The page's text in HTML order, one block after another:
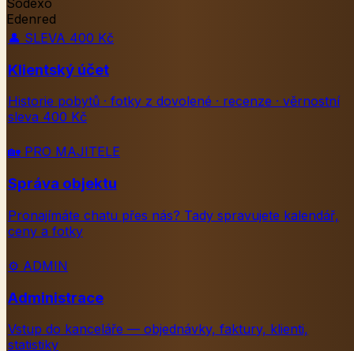
Sodexo
Edenred
👤 SLEVA 400 Kč
Klientský účet
Historie pobytů · fotky z dovolené · recenze · věrnostní
sleva 400 Kč
🏡 PRO MAJITELE
Správa objektu
Pronajímáte chatu přes nás? Tady spravujete kalendář,
ceny a fotky
⚙️ ADMIN
Administrace
Vstup do kanceláře — objednávky, faktury, klienti,
statistiky